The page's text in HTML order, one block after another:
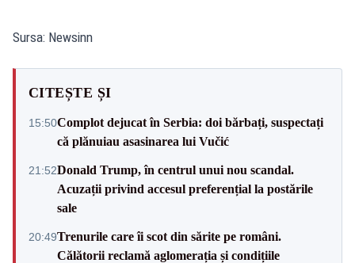
Sursa: Newsinn
CITEȘTE ȘI
15:50Complot dejucat în Serbia: doi bărbați, suspectați
că plănuiau asasinarea lui Vučić
21:52Donald Trump, în centrul unui nou scandal.
Acuzații privind accesul preferențial la postările
sale
20:49Trenurile care îi scot din sărite pe români.
Călătorii reclamă aglomerația și condițiile